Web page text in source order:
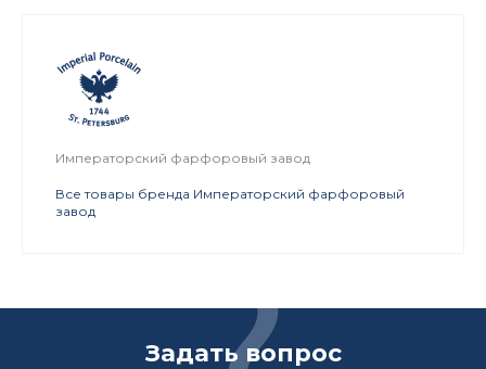
Императорский фарфоровый завод
Все товары бренда Императорский фарфоровый
завод
Задать вопрос